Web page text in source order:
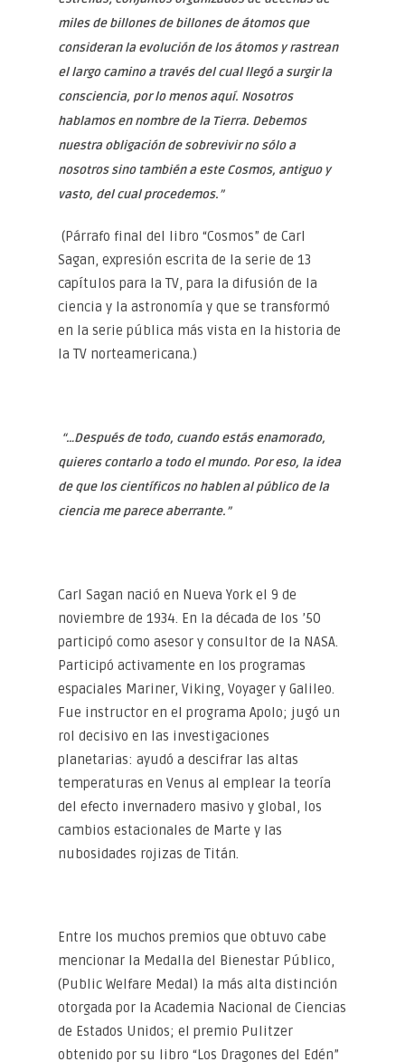
miles de billones de billones de átomos que
consideran la evolución de los átomos y rastrean
el largo camino a través del cual llegó a surgir la
consciencia, por lo menos aquí. Nosotros
hablamos en nombre de la Tierra. Debemos
nuestra obligación de sobrevivir no sólo a
nosotros sino también a este Cosmos, antiguo y
vasto, del cual procedemos.”
(Párrafo final del libro “Cosmos” de Carl
Sagan, expresión escrita de la serie de 13
capítulos para la TV, para la difusión de la
ciencia y la astronomía y que se transformó
en la serie pública más vista en la historia de
la TV norteamericana.)
“…Después de todo, cuando estás enamorado,
quieres contarlo a todo el mundo. Por eso, la idea
de que los científicos no hablen al público de la
ciencia me parece aberrante.”
Carl Sagan nació en Nueva York el 9 de
noviembre de 1934. En la década de los ’50
participó como asesor y consultor de la NASA.
Participó activamente en los programas
espaciales Mariner, Viking, Voyager y Galileo.
Fue instructor en el programa Apolo; jugó un
rol decisivo en las investigaciones
planetarias: ayudó a descifrar las altas
temperaturas en Venus al emplear la teoría
del efecto invernadero masivo y global, los
cambios estacionales de Marte y las
nubosidades rojizas de Titán.
Entre los muchos premios que obtuvo cabe
mencionar la Medalla del Bienestar Público,
(Public Welfare Medal) la más alta distinción
otorgada por la Academia Nacional de Ciencias
de Estados Unidos; el premio Pulitzer
obtenido por su libro “Los Dragones del Edén”